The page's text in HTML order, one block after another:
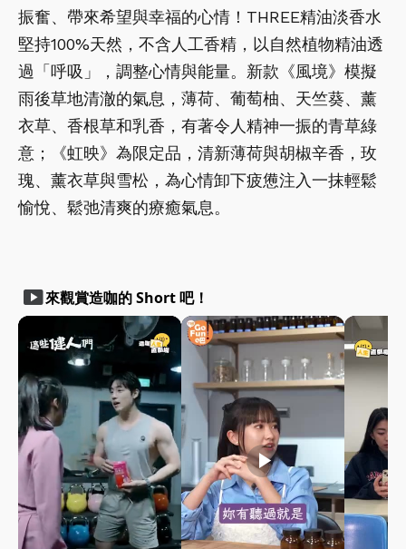
振奮、帶來希望與幸福的心情！THREE精油淡香水
堅持100%天然，不含人工香精，以自然植物精油透
過「呼吸」，調整心情與能量。新款《風境》模擬
雨後草地清澈的氣息，薄荷、葡萄柚、天竺葵、薰
衣草、香根草和乳香，有著令人精神一振的青草綠
意；《虹映》為限定品，清新薄荷與胡椒辛香，玫
瑰、薰衣草與雪松，為心情卸下疲憊注入一抹輕鬆
愉悅、鬆弛清爽的療癒氣息。
smart_display來觀賞造咖的 Short 吧！
play_arrow play_arrow